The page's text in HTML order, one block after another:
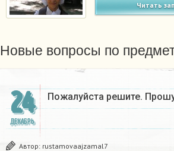
Читать
Новые вопросы по
24
ДЕКАБРЬ
Пожалуйста решите.
Автор: rustamovaajzamal7